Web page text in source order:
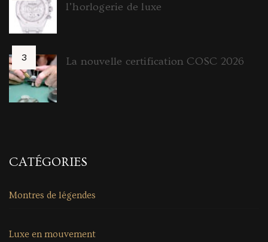
l’horlogerie de luxe
La nouvelle certification COSC 2026
CATÉGORIES
Montres de légendes
Luxe en mouvement